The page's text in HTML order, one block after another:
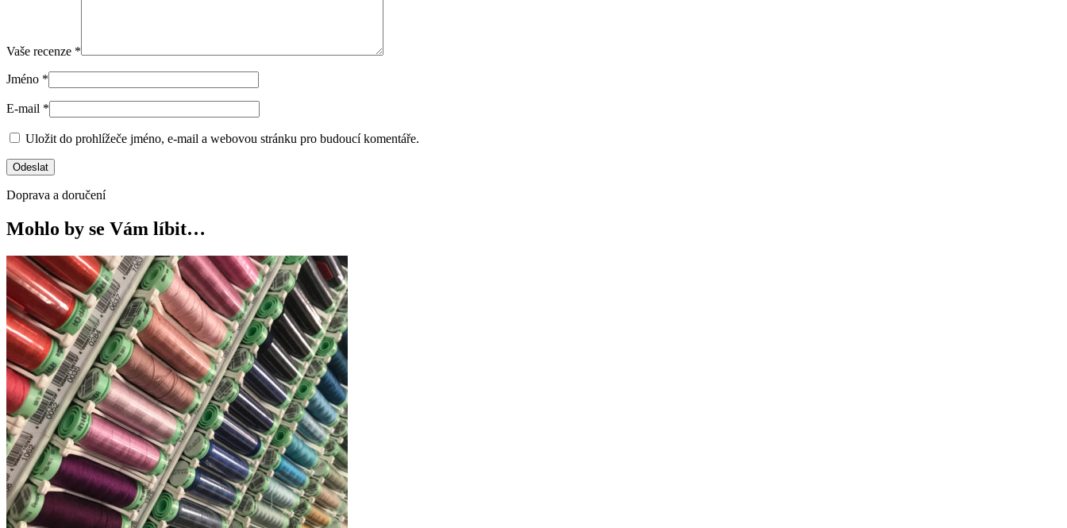
Vaše recenze *
Jméno *
E-mail *
Uložit do prohlížeče jméno, e-mail a webovou stránku pro budoucí komentáře.
Doprava a doručení
Mohlo by se Vám líbit…